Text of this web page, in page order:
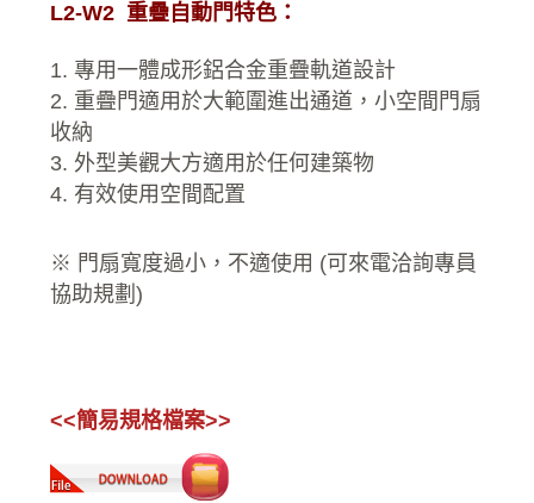
L2-W2 重疊自動門特色：
1. 專用一體成形鋁合金重疊軌道設計
2. 重疊門適用於大範圍進出通道，小空間門扇
收納
3. 外型美觀大方適用於任何建築物
4. 有效使用空間配置
※ 門扇寬度過小，不適使用 (可來電洽詢專員
協助規劃)
<<簡易規格檔案>>